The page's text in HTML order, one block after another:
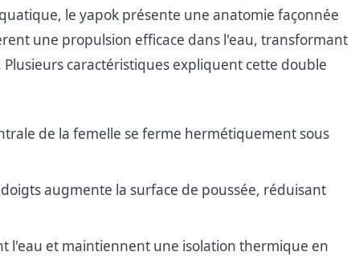
le yapok présente une anatomie façonnée
une propulsion efficace dans l'eau, transformant
caractéristiques expliquent cette double
de la femelle se ferme hermétiquement sous
augmente la surface de poussée, réduisant
l'eau et maintiennent une isolation thermique en